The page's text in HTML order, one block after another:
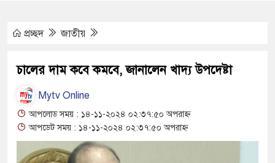
কর্মসূচীর শুভসূচনা।
রং ফর্সাকারী ৮ ব্র্যান্ডের ক্রিমে
থাকায় বিক্রিতে নিষেধাজ্ঞা
প্রচ্ছদ জাতীয়
চালের দাম কবে কমবে, জানালেন খাদ্য উপদেষ্টা
Mytv Online
আপলোড সময় : ১৪-১১-২০২৪ ০২:৩৭:৫০ অপরাহ্ন
আপডেট সময় : ১৪-১১-২০২৪ ০২:৩৭:৫০ অপরাহ্ন